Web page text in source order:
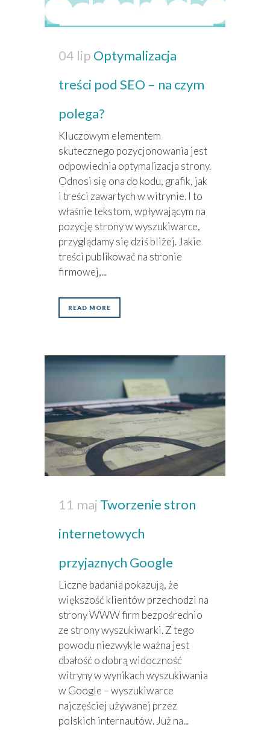
04 lip Optymalizacja
treści pod SEO – na czym
polega?
Kluczowym elementem
skutecznego pozycjonowania jest
odpowiednia optymalizacja strony.
Odnosi się ona do kodu, grafik, jak
i treści zawartych w witrynie. I to
właśnie tekstom, wpływającym na
pozycję strony w wyszukiwarce,
przyglądamy się dziś bliżej. Jakie
treści publikować na stronie
firmowej,...
READ MORE
11 maj Tworzenie stron
internetowych
przyjaznych Google
Liczne badania pokazują, że
większość klientów przechodzi na
strony WWW firm bezpośrednio
ze strony wyszukiwarki. Z tego
powodu niezwykle ważna jest
dbałość o dobrą widoczność
witryny w wynikach wyszukiwania
w Google – wyszukiwarce
najczęściej używanej przez
polskich internautów. Już na...